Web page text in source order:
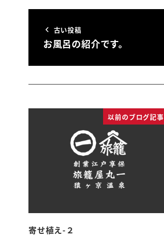
古い投稿
お風呂の紹介です。
以前のブログ記事
寄せ植え-２